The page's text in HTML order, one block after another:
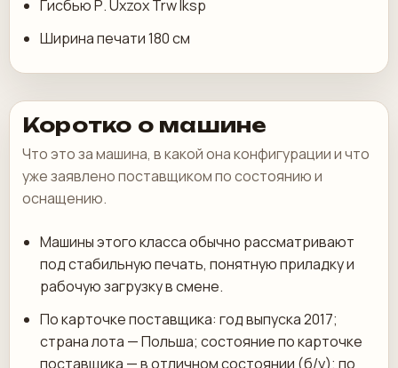
Гисбью Р. Uxzox Trw Iksp
Ширина печати 180 см
Коротко о машине
Что это за машина, в какой она конфигурации и что
уже заявлено поставщиком по состоянию и
оснащению.
Машины этого класса обычно рассматривают
под стабильную печать, понятную приладку и
рабочую загрузку в смене.
По карточке поставщика: год выпуска 2017;
страна лота — Польша; состояние по карточке
поставщика — в отличном состоянии (б/у); по